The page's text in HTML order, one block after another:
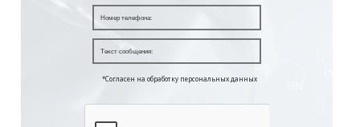
*Согласен на обработку персональных данных